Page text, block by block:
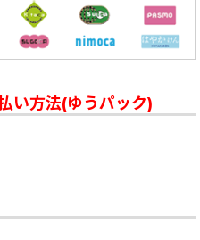
い方法(ゆうパック)